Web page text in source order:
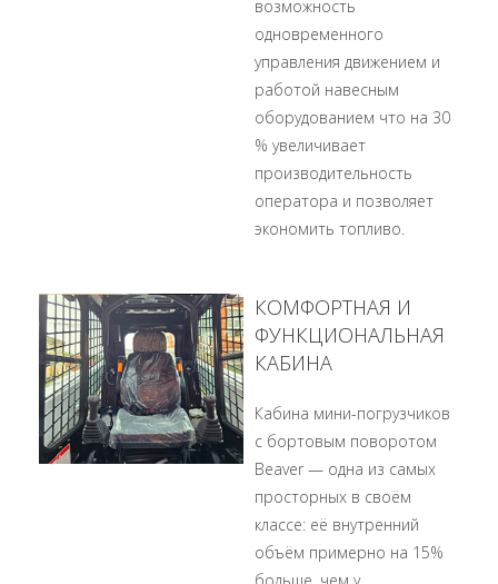
возможность
одновременного
управления движением и
работой навесным
оборудованием что на 30
% увеличивает
производительность
оператора и позволяет
экономить топливо.
КОМФОРТНАЯ И
ФУНКЦИОНАЛЬНАЯ
КАБИНА
Кабина мини-погрузчиков
с бортовым поворотом
Beaver — одна из самых
просторных в своём
классе: её внутренний
объём примерно на 15%
больше, чем у